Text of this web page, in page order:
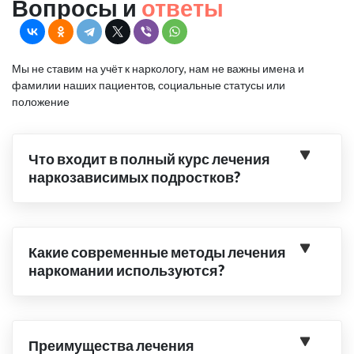
Вопросы и ответы
Мы не ставим на учёт к наркологу, нам не важны имена и
фамилии наших пациентов, социальные статусы или
положение
Что входит в полный курс лечения
наркозависимых подростков?
Какие современные методы лечения
наркомании используются?
Преимущества лечения